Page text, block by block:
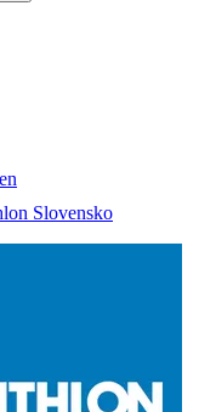
Slovensko